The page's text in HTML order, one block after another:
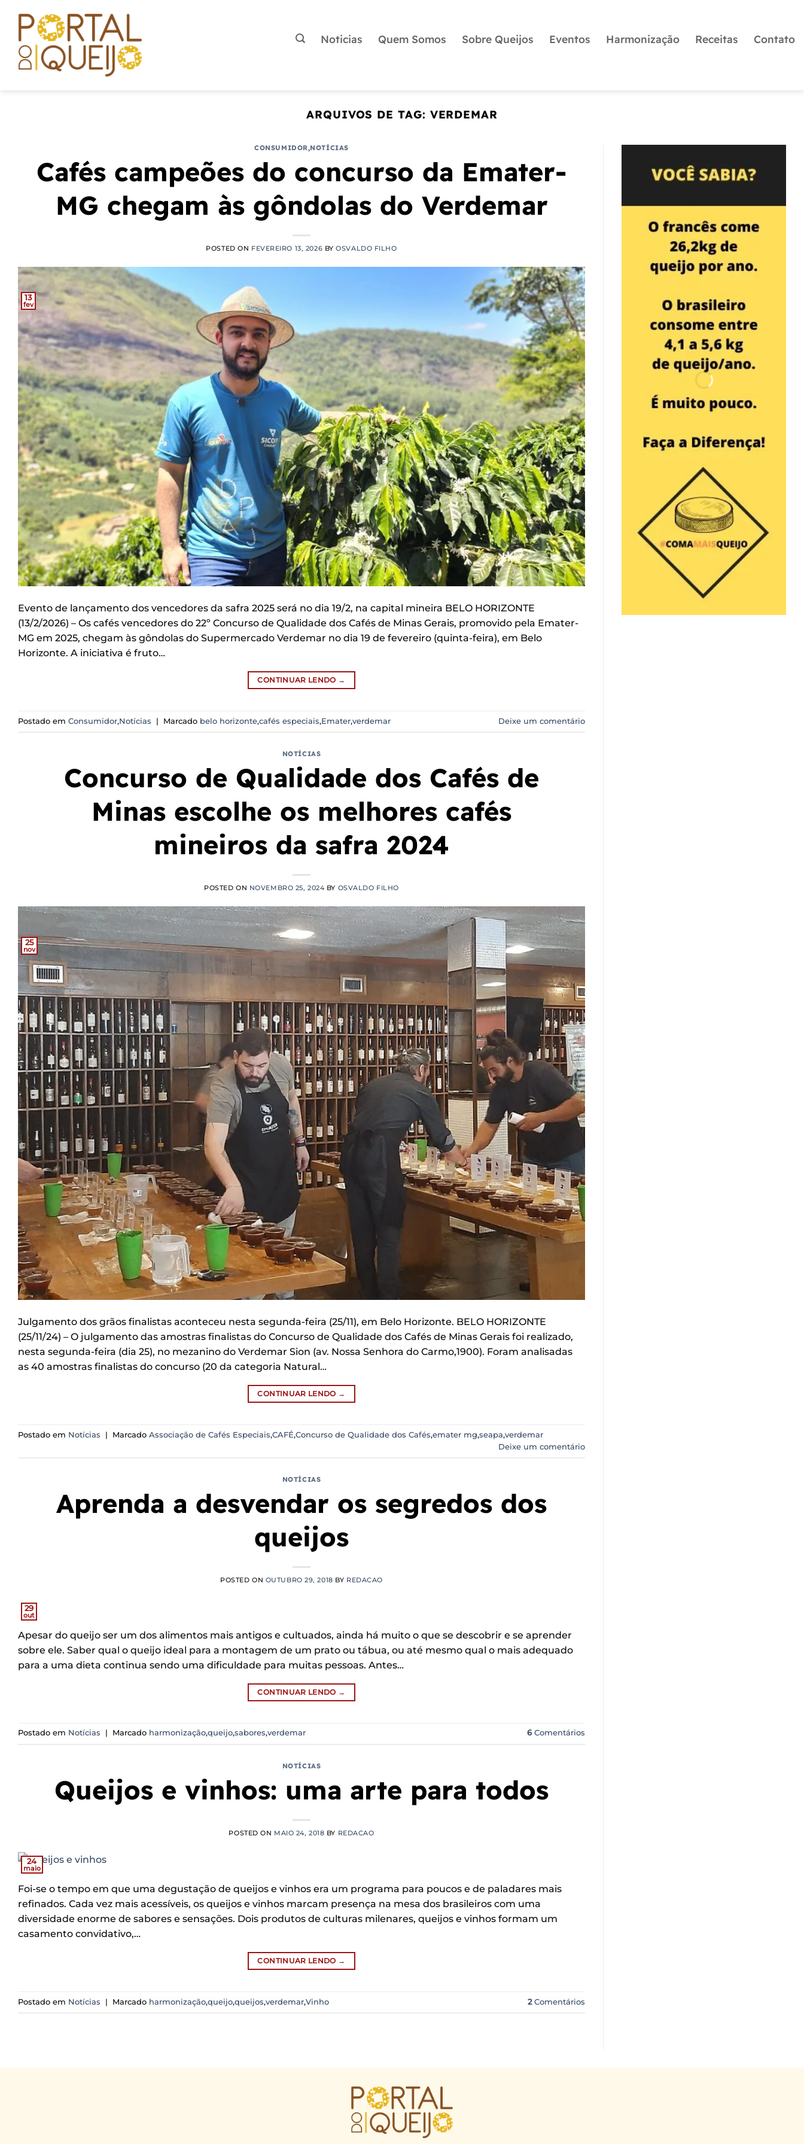
Noticias Quem Somos Sobre Queijos Eventos Harmonização Receitas Contato
ARQUIVOS DE TAG: VERDEMAR
CONSUMIDOR,NOTÍCIAS
Cafés campeões do concurso da Emater-
MG chegam às gôndolas do Verdemar
POSTED ON FEVEREIRO 13, 2026 BYOSVALDO FILHO
13
fev
Evento de lançamento dos vencedores da safra 2025 será no dia 19/2, na capital mineira BELO HORIZONTE
(13/2/2026) – Os cafés vencedores do 22º Concurso de Qualidade dos Cafés de Minas Gerais, promovido pela Emater-
MG em 2025, chegam às gôndolas do Supermercado Verdemar no dia 19 de fevereiro (quinta-feira), em Belo
Horizonte. A iniciativa é fruto…
CONTINUAR LENDO →
Postado em Consumidor,Notícias | Marcado belo horizonte,cafés especiais,Emater,verdemar Deixe um comentário
NOTÍCIAS
Concurso de Qualidade dos Cafés de
Minas escolhe os melhores cafés
mineiros da safra 2024
POSTED ON NOVEMBRO 25, 2024 BY OSVALDO FILHO
25
nov
Julgamento dos grãos finalistas aconteceu nesta segunda-feira (25/11), em Belo Horizonte. BELO HORIZONTE
(25/11/24) – O julgamento das amostras finalistas do Concurso de Qualidade dos Cafés de Minas Gerais foi realizado,
nesta segunda-feira (dia 25), no mezanino do Verdemar Sion (av. Nossa Senhora do Carmo,1900). Foram analisadas
as 40 amostras finalistas do concurso (20 da categoria Natural…
CONTINUAR LENDO →
Postado em Notícias | Marcado Associação de Cafés Especiais,CAFÉ,Concurso de Qualidade dos Cafés,emater mg,seapa,verdemar
Deixe um comentário
NOTÍCIAS
Aprenda a desvendar os segredos dos
queijos
POSTED ON OUTUBRO 29, 2018 BY REDACAO
29
out
Apesar do queijo ser um dos alimentos mais antigos e cultuados, ainda há muito o que se descobrir e se aprender
sobre ele. Saber qual o queijo ideal para a montagem de um prato ou tábua, ou até mesmo qual o mais adequado
para a uma dieta continua sendo uma dificuldade para muitas pessoas. Antes…
CONTINUAR LENDO →
Postado em Notícias | Marcado harmonização,queijo,sabores,verdemar 6Comentários
NOTÍCIAS
Queijos e vinhos: uma arte para todos
POSTED ON MAIO 24, 2018 BY REDACAO
24
maio
Foi-se o tempo em que uma degustação de queijos e vinhos era um programa para poucos e de paladares mais
refinados. Cada vez mais acessíveis, os queijos e vinhos marcam presença na mesa dos brasileiros com uma
diversidade enorme de sabores e sensações. Dois produtos de culturas milenares, queijos e vinhos formam um
casamento convidativo,…
CONTINUAR LENDO →
Postado em Notícias | Marcado harmonização,queijo,queijos,verdemar,Vinho 2Comentários